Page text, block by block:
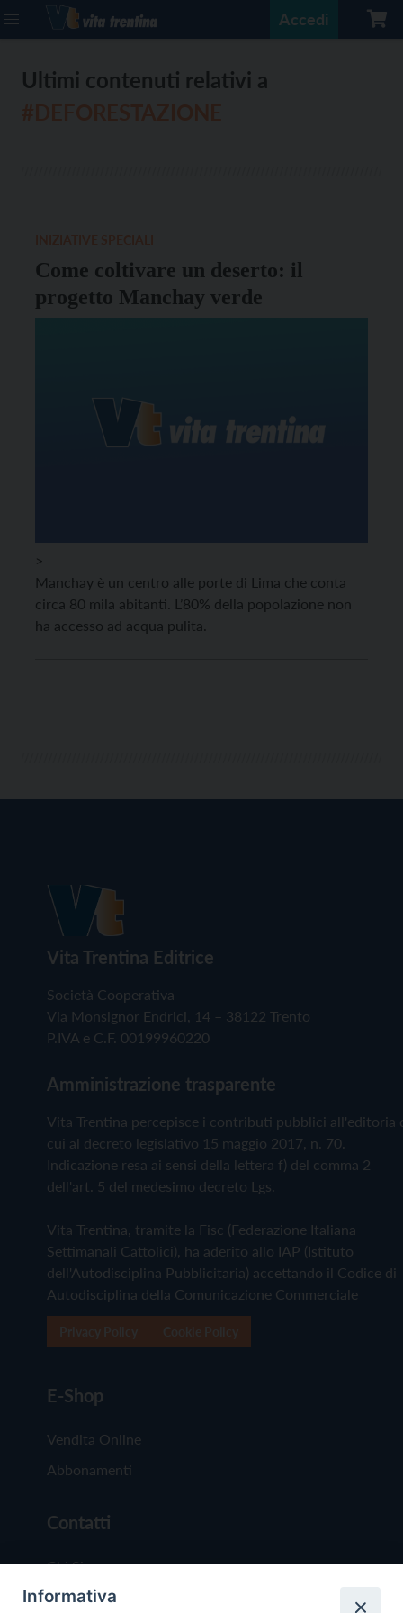
Accedi
Ultimi contenuti relativi a
Come coltivare un deserto: il
progetto Manchay verde
>
Manchay è un centro alle porte di Lima che conta
circa 80 mila abitanti. L’80% della popolazione non
ha accesso ad acqua pulita.
Vita Trentina Editrice
Società Cooperativa
Via Monsignor Endrici, 14 – 38122 Trento
P.IVA e C.F. 00199960220
Amministrazione trasparente
Vita Trentina percepisce i contributi pubblici all'editoria
cui al decreto legislativo 15 maggio 2017, n. 70.
Indicazione resa ai sensi della lettera f) del comma 2
dell'art. 5 del medesimo decreto Lgs.
Vita Trentina, tramite la Fisc (Federazione Italiana
Settimanali Cattolici), ha aderito allo IAP (Istituto
dell'Autodisciplina Pubblicitaria) accettando il Codice di
Autodisciplina della Comunicazione Commerciale
E-Shop
Vendita Online
Abbonamenti
Contatti
Chi Siamo
Redazione
Informativa